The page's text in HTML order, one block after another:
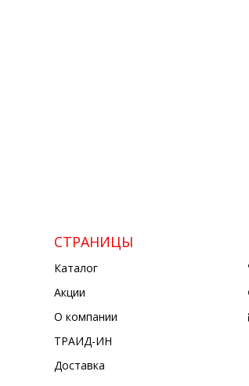
СТРАНИЦЫ
Каталог
Акции
О компании
ТРАИД-ИН
Доставка